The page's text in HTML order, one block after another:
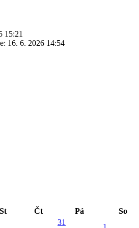
15:21
16. 6. 2026 14:54
St Čt Pá
So
31